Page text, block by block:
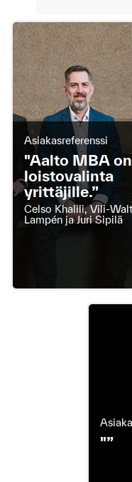
Asiakasreferenssi
"Aal­to MBA on
lois­to­va­lin­ta
yrit­tä­jil­le.”
Celso Khalili, Vili-
Lampén ja Juri Sipilä
"”